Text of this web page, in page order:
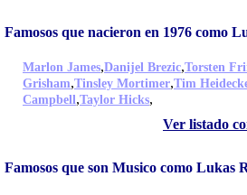
Famosos que nacieron en 1976 como
Marlon James,Danijel Brezic,Torsten
Grisham,Tinsley Mortimer,Tim
Campbell,Taylor Hicks,
Ver listado
Famosos que son Musico como Lukas